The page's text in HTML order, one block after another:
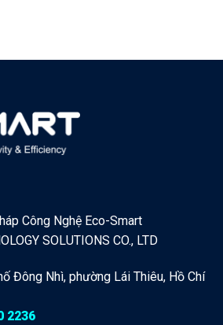
Công Nghệ Eco-Smart
SOLUTIONS CO., LTD
Đông Nhì, phường Lái Thiêu, Hồ Chí
2236